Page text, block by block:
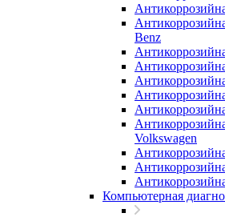
Benz
Volkswagen
Компьютерная